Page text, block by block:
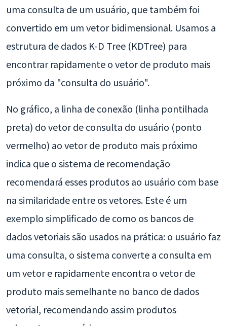
uma consulta de um usuário, que também foi
convertido em um vetor bidimensional. Usamos a
estrutura de dados K-D Tree (KDTree) para
encontrar rapidamente o vetor de produto mais
próximo da "consulta do usuário".
No gráfico, a linha de conexão (linha pontilhada
preta) do vetor de consulta do usuário (ponto
vermelho) ao vetor de produto mais próximo
indica que o sistema de recomendação
recomendará esses produtos ao usuário com base
na similaridade entre os vetores. Este é um
exemplo simplificado de como os bancos de
dados vetoriais são usados na prática: o usuário faz
uma consulta, o sistema converte a consulta em
um vetor e rapidamente encontra o vetor de
produto mais semelhante no banco de dados
vetorial, recomendando assim produtos